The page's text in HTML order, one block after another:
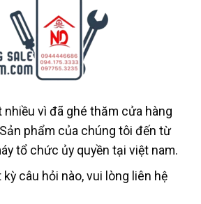
nhiều vì đã ghé thăm cửa hàng
phẩm của chúng tôi đến từ
tổ chức ủy quyền tại việt nam.
câu hỏi nào, vui lòng liên hệ